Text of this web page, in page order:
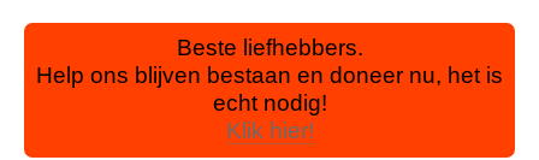
Beste liefhebbers.
Help ons blijven bestaan en doneer nu, het is
echt nodig!
Klik hier!